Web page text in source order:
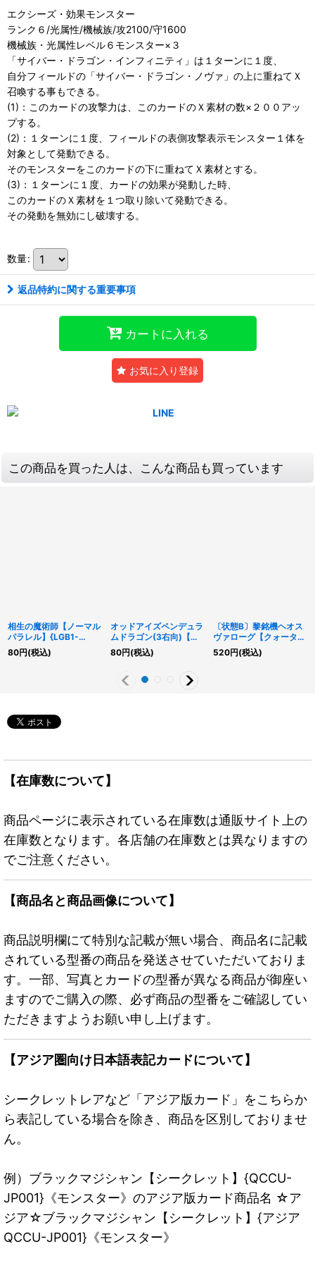
エクシーズ・効果モンスター
ランク６/光属性/機械族/攻2100/守1600
機械族・光属性レベル６モンスター×３
「サイバー・ドラゴン・インフィニティ」は１ターンに１度、
自分フィールドの「サイバー・ドラゴン・ノヴァ」の上に重ねてＸ
召喚する事もできる。
(1)：このカードの攻撃力は、このカードのＸ素材の数×２００アッ
プする。
(2)：１ターンに１度、フィールドの表側攻撃表示モンスター１体を
対象として発動できる。
そのモンスターをこのカードの下に重ねてＸ素材とする。
(3)：１ターンに１度、カードの効果が発動した時、
このカードのＸ素材を１つ取り除いて発動できる。
その発動を無効にし破壊する。
数量:
返品特約に関する重要事項
カートに入れる
お気に入り登録
この商品を買った人は、こんな商品も買っています
相生の魔術師【ノーマル
パラレル】{LGB1-
JP036}《モンスター》
80円(税込)
オッドアイズペンデュラ
ムドラゴン(3右向)【シ
ークレット】{QCAC-
JP035}《モンスター》
80円(税込)
〔状態B〕黎銘機ヘオス
ヴァローグ【クォーター
センチュリーシークレッ
ト】{ROTA-JP035}
520円(税込)
【在庫数について】
商品ページに表示されている在庫数は通販サイト上の
在庫数となります。各店舗の在庫数とは異なりますの
でご注意ください。
【商品名と商品画像について】
商品説明欄にて特別な記載が無い場合、商品名に記載
されている型番の商品を発送させていただいておりま
す。一部、写真とカードの型番が異なる商品が御座い
ますのでご購入の際、必ず商品の型番をご確認してい
ただきますようお願い申し上げます。
【アジア圏向け日本語表記カードについて】
シークレットレアなど「アジア版カード」をこちらか
ら表記している場合を除き、商品を区別しておりませ
ん。
例）ブラックマジシャン【シークレット】{QCCU-
JP001}《モンスター》のアジア版カード商品名 ☆ア
ジア☆ブラックマジシャン【シークレット】{アジア
QCCU-JP001}《モンスター》